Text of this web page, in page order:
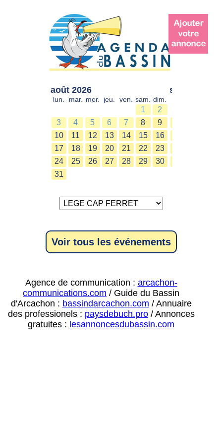
août 2026
lun. mar. mer. jeu. ven. sam. dim.
1
2
3
4 5 6 7 8
9
10
11 12 13 14 15
16
17
18 19 20 21 22
23
24
25 26 27 28 29
30
31
sept. 2026
Voir tous les événements
Agence de communication : arcachon-
communications.com / Guide du Bassin
d'Arcachon : bassindarcachon.com / Annuaire
des professionels : paysdebuch.pro/ Annonces
gratuites : lesannoncesdubassin.com